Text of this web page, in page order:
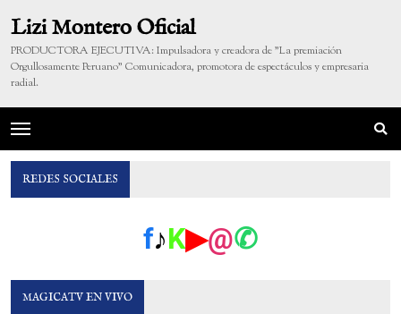
Lizi Montero Oficial
PRODUCTORA EJECUTIVA: Impulsadora y creadora de "La premiación
Orgullosamente Peruano" Comunicadora, promotora de espectáculos y empresaria
radial.
REDES SOCIALES
f♪K▶@✆
MAGICATV EN VIVO